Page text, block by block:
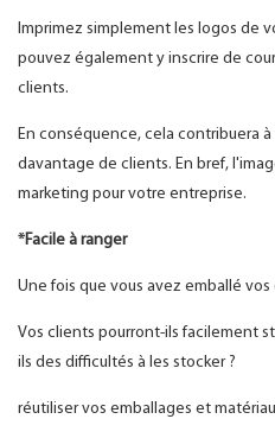
Imprimez simplement les logos de
pouvez également y inscrire de
clients.
En conséquence, cela contribuera
davantage de clients. En bref,
marketing pour votre entreprise.
*Facile à ranger
Une fois que vous avez emballé
Vos clients pourront-ils facilement
ils des difficultés à les stocker ?
réutiliser vos emballages et